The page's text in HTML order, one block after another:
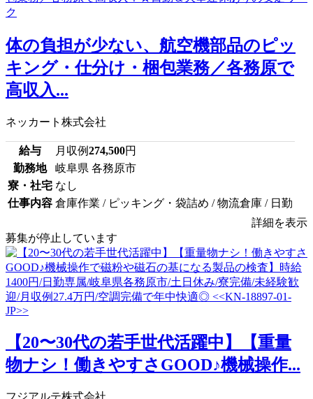
体の負担が少ない、航空機部品のピッ
キング・仕分け・梱包業務／各務原で
高収入...
ネッカート株式会社
給与 月収例274,500円
勤務地
岐阜県 各務原市
寮・社宅 なし
仕事内容 倉庫作業 / ピッキング・袋詰め / 物流倉庫 / 日勤
詳細を表示
募集が停止しています
【20〜30代の若手世代活躍中】【重量
物ナシ！働きやすさGOOD♪機械操作...
フジアルテ株式会社